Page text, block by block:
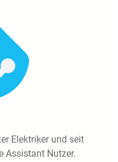
Elektriker und seit
Assistant Nutzer.